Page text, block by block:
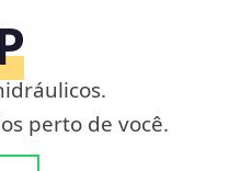
perto de você.